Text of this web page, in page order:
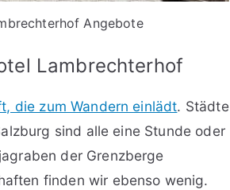
Angebote
Lambrechterhof
die zum Wandern einlädt. Städte
sind alle eine Stunde oder
der Grenzberge
finden wir ebenso wenig.